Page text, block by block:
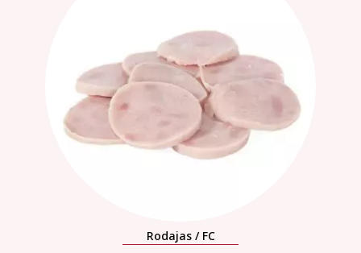
Rodajas / FC